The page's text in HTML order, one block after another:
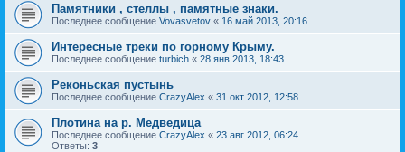
Памятники , стеллы , памятные знаки.
Последнее сообщение Vovasvetov « 16 май 2013, 20:16
Интересные треки по горному Крыму.
Последнее сообщение turbich « 28 янв 2013, 18:43
Реконьская пустынь
Последнее сообщение CrazyAlex « 31 окт 2012, 12:58
Плотина на р. Медведица
Последнее сообщение CrazyAlex « 23 авг 2012, 06:24
Ответы: 3